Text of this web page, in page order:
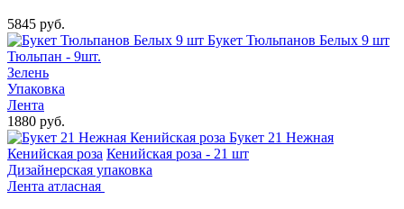
5845 руб.
Букет Тюльпанов Белых 9 шт
Тюльпан - 9шт.
Зелень
Упаковка
Лента
1880 руб.
Букет 21 Нежная
Кенийская роза Кенийская роза - 21 шт
Дизайнерская упаковка
Лента атласная